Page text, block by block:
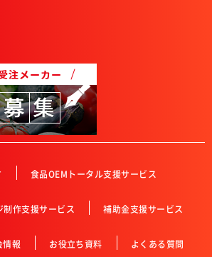
食品OEMトータル支援サービス
制作支援サービス 補助金支援サービス
情報 お役立ち資料 よくある質問